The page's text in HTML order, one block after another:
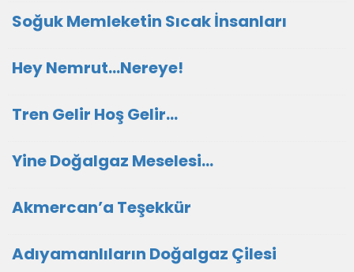
Soğuk Memleketin Sıcak İnsanları
Hey Nemrut...Nereye!
Tren Gelir Hoş Gelir…
Yine Doğalgaz Meselesi…
Akmercan’a Teşekkür
Adıyamanlıların Doğalgaz Çilesi